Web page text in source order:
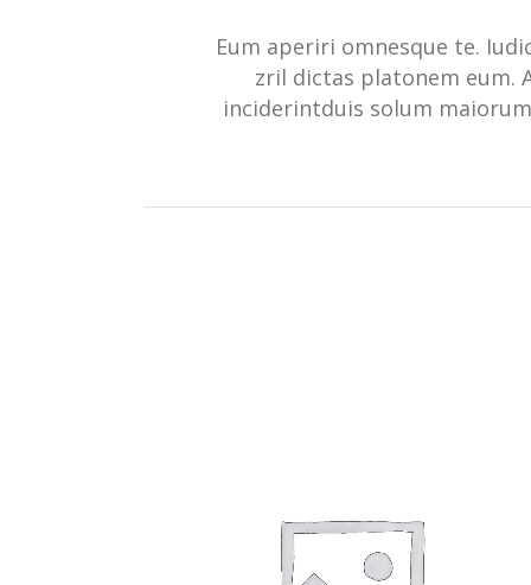
Eum aperiri omnesque te.
zril dictas platonem eum.
inciderintduis solum